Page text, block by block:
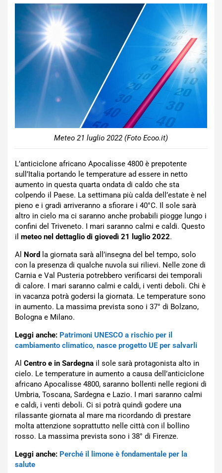
Meteo 21 luglio 2022 (Foto Ecoo.it)
L’anticiclone africano Apocalisse 4800 è prepotente
sull’Italia portando le temperature ad essere in netto
aumento in questa quarta ondata di caldo che sta
colpendo il Paese. La settimana più calda dell’estate è nel
pieno e i gradi arriveranno a sfiorare i 40°C. Il sole sarà
altro in cielo ma ci saranno anche probabili piogge lungo i
confini del Triveneto. I mari saranno calmi e caldi. Questo
il meteo nel dettaglio di giovedì 21 luglio 2022.
Al
Nord la giornata sarà all’insegna del bel tempo, solo
con la presenza di qualche nuvola sui rilievi. Nelle zone di
Carnia e Val Pusteria potrebbero verificarsi dei temporali
di calore. I mari saranno calmi e caldi, i venti deboli. Chi è
in vacanza potrà godersi la giornata. Le temperature sono
in aumento. La massima prevista sono i 37° di Bolzano,
Bologna e Milano.
Leggi anche: Patrimoni UNESCO a rischio per il
cambiamento climatico, nasce progetto UE per salvarli
Al Centro e in Sardegna il sole sarà protagonista alto in
cielo. Le temperature in aumento a causa dell’anticiclone
africano Apocalisse 4800, saranno bollenti nelle regioni di
Umbria, Toscana, Sardegna e Lazio. I mari saranno calmi
e caldi, i venti deboli. Ci si potrà quindi godere una
rilassante giornata al mare ma ricordando di prestare
molta attenzione soprattutto nelle città con il bollino
rosso. La massima prevista sono i 38° di Firenze.
Leggi anche: Perché il limone è fondamentale per la
salute